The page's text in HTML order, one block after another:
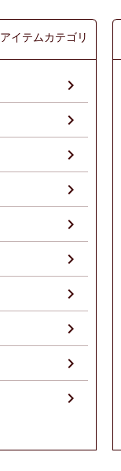
アイテムカテゴリ